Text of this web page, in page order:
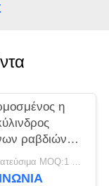
η
ραβδιών
που
Διαπραγματεύσιμα MOQ:1 η/υ